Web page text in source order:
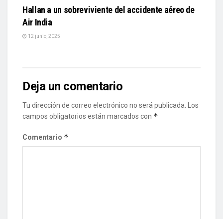
Hallan a un sobreviviente del accidente aéreo de
Air India
12 junio, 2025
Deja un comentario
Tu dirección de correo electrónico no será publicada.
Los
campos obligatorios están marcados con *
Comentario *